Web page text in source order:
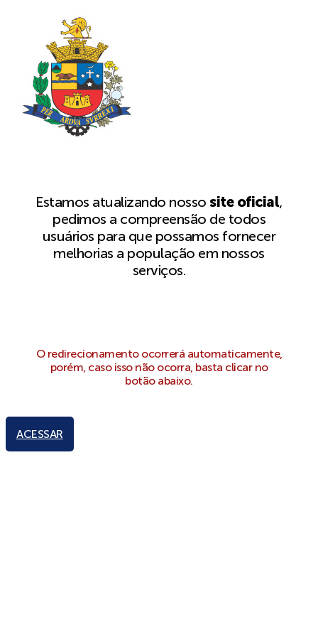
Estamos atualizando nossosite oficial,
pedimos a compreensão de todos
usuários para que possamos fornecer
melhorias a população em nossos
serviços.
O redirecionamento ocorrerá automaticamente,
porém, caso isso não ocorra, basta clicar no
botão abaixo.
ACESSAR